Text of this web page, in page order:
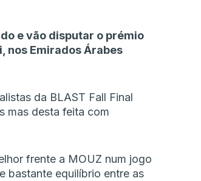
e vão disputar o prémio
nos Emirados Árabes
da BLAST Fall Final
mas desta feita com
frente a MOUZ num jogo
bastante equilíbrio entre as